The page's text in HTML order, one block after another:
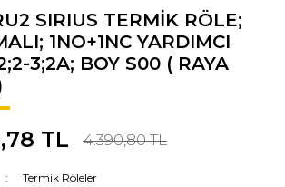
SIRIUS TERMİK RÖLE;
1NO+1NC YARDIMCI
3;2A; BOY S00 ( RAYA
TL 4.390,80 TL
Termik Röleler